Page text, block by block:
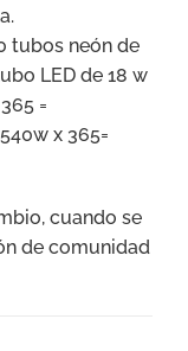
tubos neón de
LED de 18 w
=
x 365=
cuando se
de comunidad